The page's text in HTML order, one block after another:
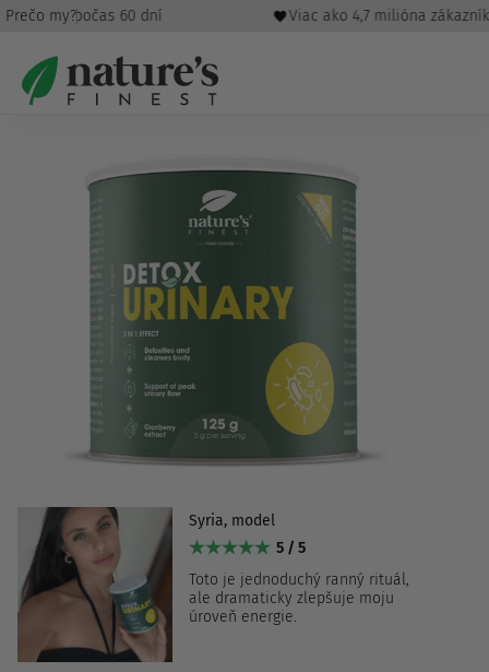
Prečo my?počas 60 dní Viac ako 4,7 milióna
Domov /
Syria, model
5 / 5
Toto je jednoduchý ranný rituál,
ale dramaticky zlepšuje moju
úroveň energie.